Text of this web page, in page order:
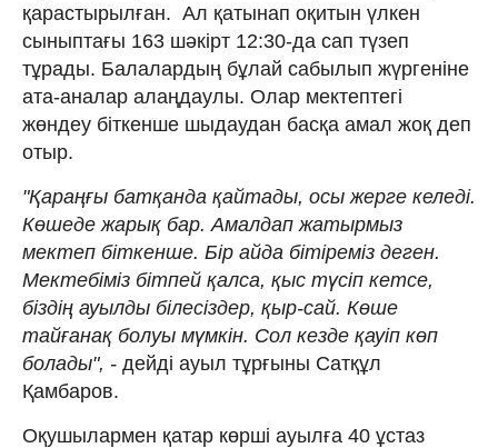
қарастырылған. Ал қатынап оқитын үлкен
сыныптағы 163 шәкірт 12:30-да сап түзеп
тұрады. Балалардың бұлай сабылып жүргеніне
ата-аналар алаңдаулы. Олар мектептегі
жөндеу біткенше шыдаудан басқа амал жоқ деп
отыр.
"Қараңғы батқанда қайтады, осы жерге келеді.
Көшеде жарық бар. Амалдап жатырмыз
мектеп біткенше. Бір айда бітіреміз деген.
Мектебіміз бітпей қалса, қыс түсіп кетсе,
біздің ауылды білесіздер, қыр-сай. Көше
тайғанақ болуы мүмкін. Сол кезде қауіп көп
болады", - дейді ауыл тұрғыны Сатқұл
Қамбаров.
Оқушылармен қатар көрші ауылға 40 ұстаз